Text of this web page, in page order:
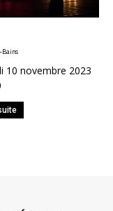
Bains
10 novembre 2023